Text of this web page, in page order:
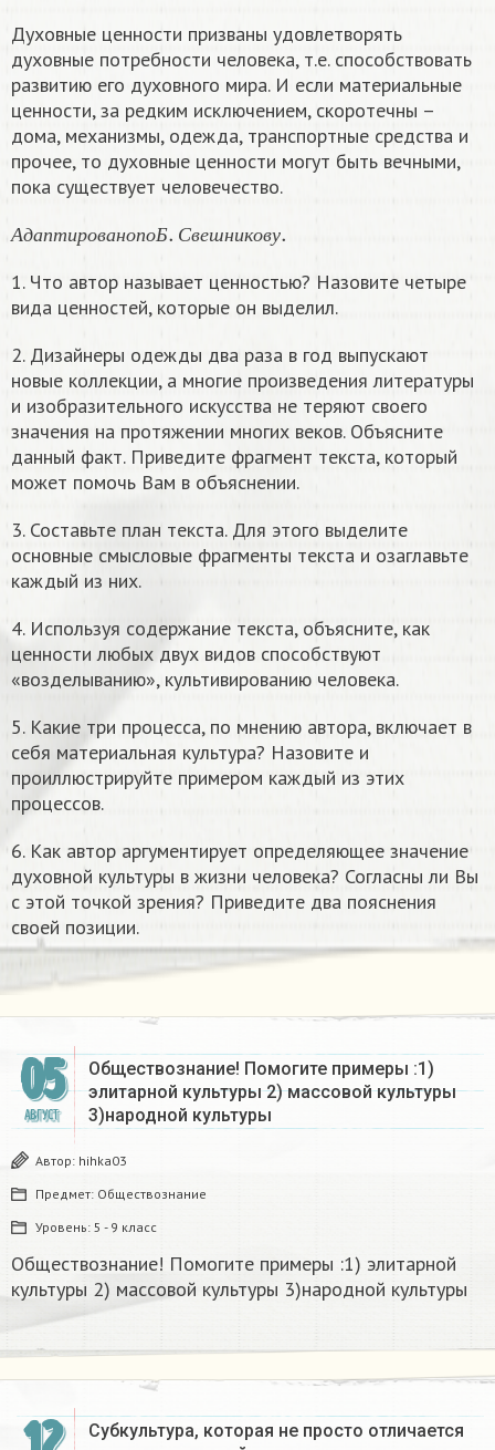
Духовные ценности призваны удовлетворять
духовные потребности человека, т.е. способствовать
развитию его духовного мира. И если материальные
ценности, за редким исключением, скоротечны –
дома, механизмы, одежда, транспортные средства и
прочее, то духовные ценности могут быть вечными,
пока существует человечество.
А д а п т и р о в а н о п о Б Све шн ик ов у
1. Что автор называет ценностью? Назовите четыре
вида ценностей, которые он выделил.
2. Дизайнеры одежды два раза в год выпускают
новые коллекции, а многие произведения литературы
и изобразительного искусства не теряют своего
значения на протяжении многих веков. Объясните
данный факт. Приведите фрагмент текста, который
может помочь Вам в объяснении.
3. Составьте план текста. Для этого выделите
основные смысловые фрагменты текста и озаглавьте
каждый из них.
4. Используя содержание текста, объясните, как
ценности любых двух видов способствуют
«возделыванию», культивированию человека.
5. Какие три процесса, по мнению автора, включает в
себя материальная культура? Назовите и
проиллюстрируйте примером каждый из этих
процессов.
6. Как автор аргументирует определяющее значение
духовной культуры в жизни человека? Согласны ли Вы
с этой точкой зрения? Приведите два пояснения
своей позиции.
05
АВГУСТ
Обществознание! Помогите примеры :1)
элитарной культуры 2) массовой культуры
3)народной культуры​
Автор: hihka03
Предмет: Обществознание
Уровень: 5 - 9 класс
Обществознание! Помогите примеры :1) элитарной
культуры 2) массовой культуры 3)народной культуры​
Субкультура, которая не просто отличается